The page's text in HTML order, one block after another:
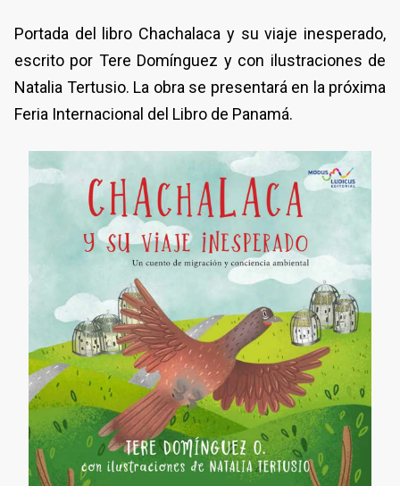
Portada del libro Chachalaca y su viaje inesperado,
escrito por Tere Domínguez y con ilustraciones de
Natalia Tertusio. La obra se presentará en la próxima
Feria Internacional del Libro de Panamá.